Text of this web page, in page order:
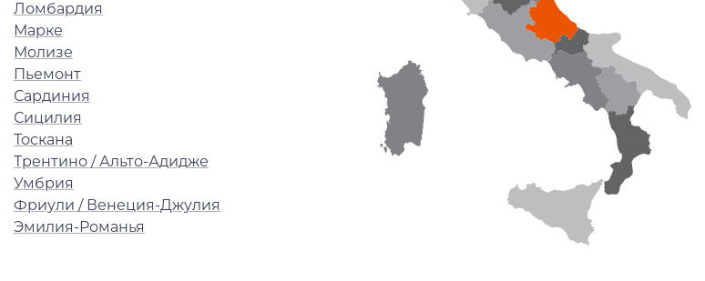
Ломбардия
Марке
Молизе
Пьемонт
Сардиния
Сицилия
Тоскана
Трентино / Альто-Адидже
Умбрия
Фриули / Венеция-Джулия
Эмилия-Романья